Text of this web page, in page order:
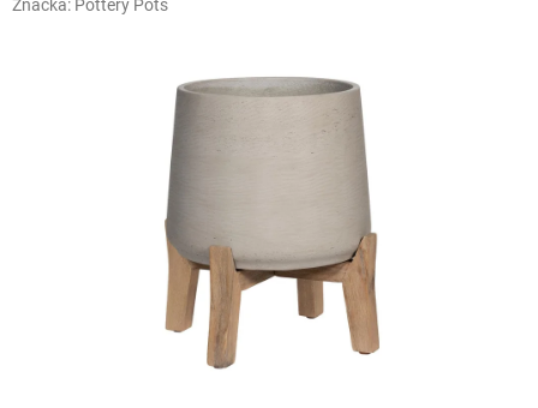
Značka: Pottery Pots